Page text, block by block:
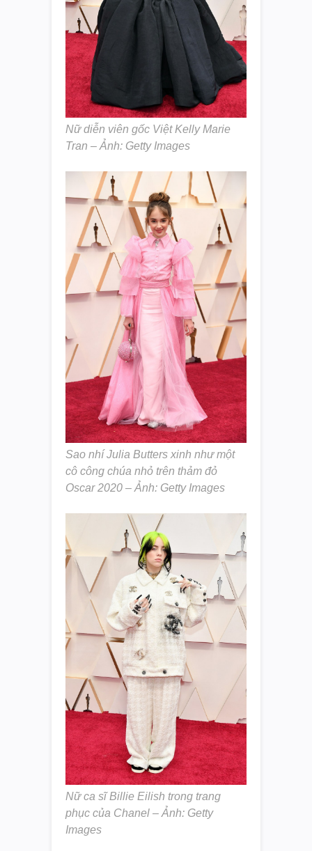
Nữ diễn viên gốc Việt Kelly Marie
Tran – Ảnh: Getty Images
Sao nhí Julia Butters xinh như một
cô công chúa nhỏ trên thảm đỏ
Oscar 2020 – Ảnh: Getty Images
Nữ ca sĩ Billie Eilish trong trang
phục của Chanel – Ảnh: Getty
Images